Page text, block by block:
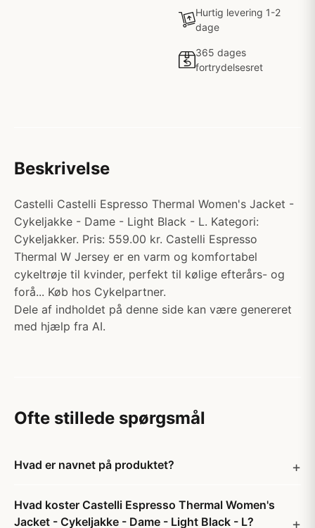
Hurtig levering 1-2
dage
365 dages
fortrydelsesret
Beskrivelse
Castelli Castelli Espresso Thermal Women's Jacket -
Cykeljakke - Dame - Light Black - L. Kategori:
Cykeljakker. Pris: 559.00 kr. Castelli Espresso
Thermal W Jersey er en varm og komfortabel
cykeltrøje til kvinder, perfekt til kølige efterårs- og
forå... Køb hos Cykelpartner.
Dele af indholdet på denne side kan være genereret
med hjælp fra AI.
Ofte stillede spørgsmål
Hvad er navnet på produktet?
Hvad koster Castelli Espresso Thermal Women's
Jacket - Cykeljakke - Dame - Light Black - L?